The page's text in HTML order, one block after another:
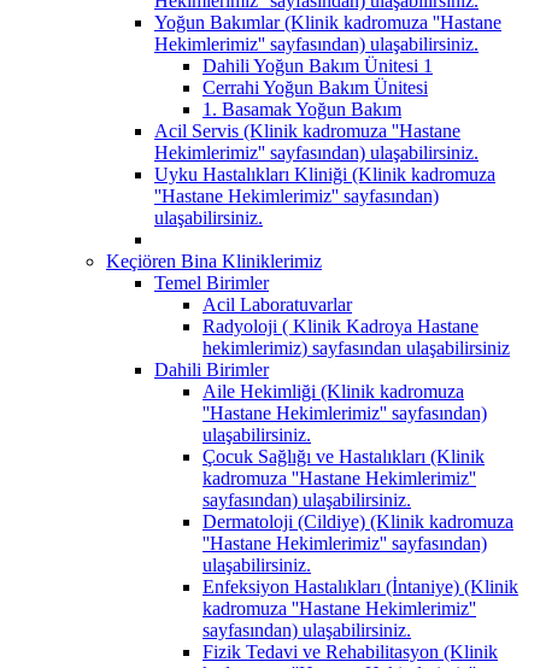
Yoğun Bakımlar (Klinik kadromuza ''Hastane
Hekimlerimiz'' sayfasından) ulaşabilirsiniz.
Dahili Yoğun Bakım Ünitesi 1
Cerrahi Yoğun Bakım Ünitesi
1. Basamak Yoğun Bakım
Acil Servis (Klinik kadromuza ''Hastane
Hekimlerimiz'' sayfasından) ulaşabilirsiniz.
Uyku Hastalıkları Kliniği (Klinik kadromuza
''Hastane Hekimlerimiz'' sayfasından)
ulaşabilirsiniz.
Keçiören Bina Kliniklerimiz
Temel Birimler
Acil Laboratuvarlar
Radyoloji ( Klinik Kadroya Hastane
hekimlerimiz) sayfasından ulaşabilirsiniz
Dahili Birimler
Aile Hekimliği (Klinik kadromuza
''Hastane Hekimlerimiz'' sayfasından)
ulaşabilirsiniz.
Çocuk Sağlığı ve Hastalıkları (Klinik
kadromuza ''Hastane Hekimlerimiz''
sayfasından) ulaşabilirsiniz.
Dermatoloji (Cildiye) (Klinik kadromuza
''Hastane Hekimlerimiz'' sayfasından)
ulaşabilirsiniz.
Enfeksiyon Hastalıkları (İntaniye) (Klinik
kadromuza ''Hastane Hekimlerimiz''
sayfasından) ulaşabilirsiniz.
Fizik Tedavi ve Rehabilitasyon (Klinik